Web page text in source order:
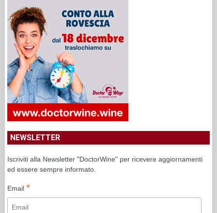
NEWSLETTER
Iscriviti alla Newsletter "DoctorWine" per ricevere aggiornamenti
ed essere sempre informato.
Email *